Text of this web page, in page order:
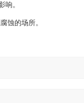
响。
蚀的场所。